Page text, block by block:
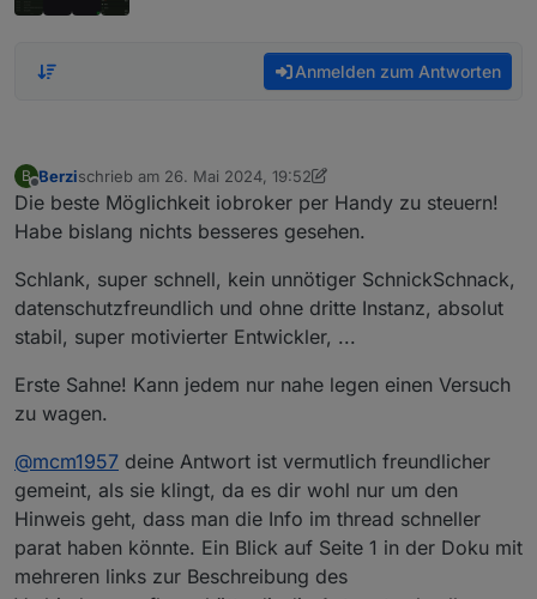
Anmelden zum Antworten
B
Offline
Berzischrieb am 26. Mai 2024, 19:52
zuletzt editiert von Berzi
Die beste Möglichkeit iobroker per Handy zu steuern!
Habe bislang nichts besseres gesehen.
Schlank, super schnell, kein unnötiger SchnickSchnack,
datenschutzfreundlich und ohne dritte Instanz, absolut
stabil, super motivierter Entwickler, ...
Erste Sahne! Kann jedem nur nahe legen einen Versuch
zu wagen.
@mcm1957 deine Antwort ist vermutlich freundlicher
gemeint, als sie klingt, da es dir wohl nur um den
Hinweis geht, dass man die Info im thread schneller
parat haben könnte. Ein Blick auf Seite 1 in der Doku mit
mehreren links zur Beschreibung des